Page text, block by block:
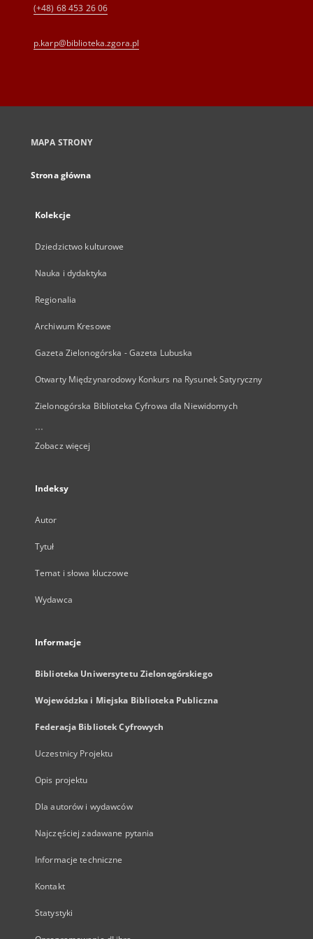
(+48) 68 453 26 06
p.karp@biblioteka.zgora.pl
MAPA STRONY
Strona główna
Kolekcje
Dziedzictwo kulturowe
Nauka i dydaktyka
Regionalia
Archiwum Kresowe
Gazeta Zielonogórska - Gazeta Lubuska
Otwarty Międzynarodowy Konkurs na Rysunek Satyryczny
Zielonogórska Biblioteka Cyfrowa dla Niewidomych
...
Zobacz więcej
Indeksy
Autor
Tytuł
Temat i słowa kluczowe
Wydawca
Informacje
Biblioteka Uniwersytetu Zielonogórskiego
Wojewódzka i Miejska Biblioteka Publiczna
Federacja Bibliotek Cyfrowych
Uczestnicy Projektu
Opis projektu
Dla autorów i wydawców
Najczęściej zadawane pytania
Informacje techniczne
Kontakt
Statystyki